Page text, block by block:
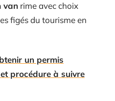
van rime avec choix
figés du tourisme en
un permis
procédure à suivre